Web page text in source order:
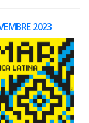
2023